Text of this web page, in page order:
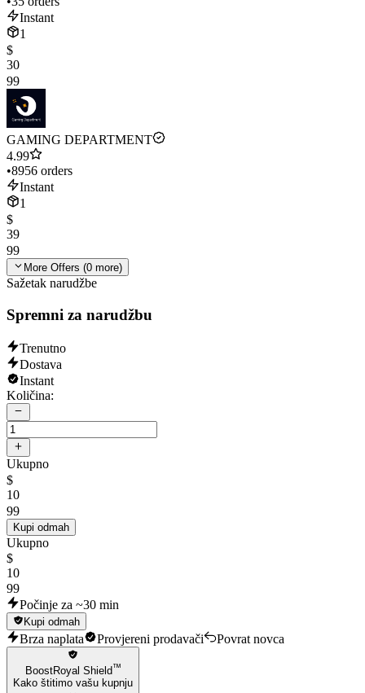
Instant
1
$
30
99
GAMING DEPARTMENT
4.99
•8956 orders
Instant
1
$
39
99
More Offers (0 more)
Sažetak narudžbe
Spremni za narudžbu
Trenutno
Dostava
Instant
Količina:
Ukupno
$
10
99
Kupi odmah
Ukupno
$
10
99
Počinje za ~30 min
Kupi odmah
Brza naplata Provjereni prodavači Povrat novca
BoostRoyal Shield™
Kako štitimo vašu kupnju